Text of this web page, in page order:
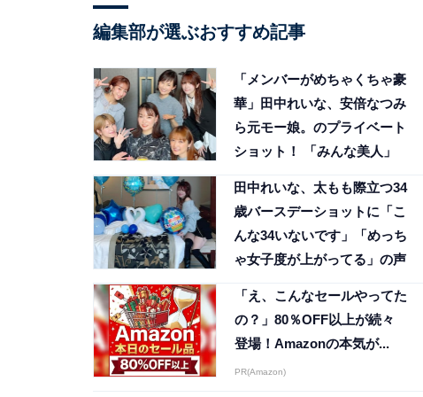
編集部が選ぶおすすめ記事
「メンバーがめちゃくちゃ豪
華」田中れいな、安倍なつみ
ら元モー娘。のプライベート
ショット！ 「みんな美人」
田中れいな、太もも際立つ34
歳バースデーショットに「こ
んな34いないです」「めっち
ゃ女子度が上がってる」の声
「え、こんなセールやってた
の？」80％OFF以上が続々
登場！Amazonの本気が...
PR(Amazon)